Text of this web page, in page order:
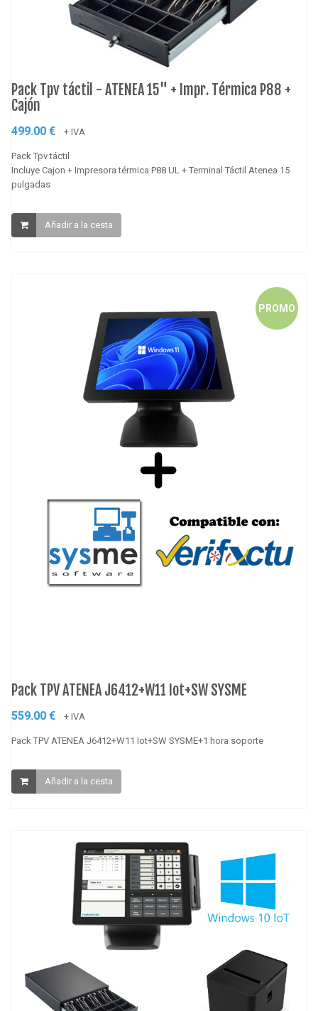
Pack Tpv táctil - ATENEA 15" + Impr. Térmica P88 +
Cajón
499.00 € + IVA
Pack Tpv táctil
Incluye Cajon + Impresora térmica P88 UL + Terminal Táctil Atenea 15
pulgadas
Añadir a la cesta
Pack TPV ATENEA J6412+W11 Iot+SW SYSME
559.00 € + IVA
Pack TPV ATENEA J6412+W11 Iot+SW SYSME+1 hora soporte
Añadir a la cesta
PROMO